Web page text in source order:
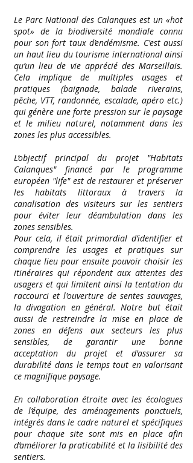
Le Parc National des Calanques est un «hot
spot» de la biodiversité mondiale connu
pour son fort taux d’endémisme. C'est aussi
un haut lieu du tourisme international ainsi
qu’un lieu de vie apprécié des Marseillais.
Cela implique de multiples usages et
pratiques (baignade, balade riverains,
pêche, VTT, randonnée, escalade, apéro etc.)
qui génère une forte pression sur le paysage
et le milieu naturel, notamment dans les
zones les plus accessibles.
L’objectif principal du projet "Habitats
Calanques" financé par le programme
européen "life" est de restaurer et préserver
les habitats littoraux à travers la
canalisation des visiteurs sur les sentiers
pour éviter leur déambulation dans les
zones sensibles.
Pour cela, il était primordial d’identifier et
comprendre les usages et pratiques sur
chaque lieu pour ensuite pouvoir choisir les
itinéraires qui répondent aux attentes des
usagers et qui limitent ainsi la tentation du
raccourci et l'ouverture de sentes sauvages,
la divagation en général. Notre but était
aussi de restreindre la mise en place de
zones en défens aux secteurs les plus
sensibles, de garantir une bonne
acceptation du projet et d'assurer sa
durabilité dans le temps tout en valorisant
ce magnifique paysage.
En collaboration étroite avec les écologues
de l’équipe, des aménagements ponctuels,
intégrés dans le cadre naturel et spécifiques
pour chaque site sont mis en place afin
d’améliorer la praticabilité et la lisibilité des
sentiers.